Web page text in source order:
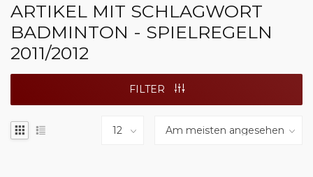
ARTIKEL MIT SCHLAGWORT
BADMINTON - SPIELREGELN
2011/2012
FILTER